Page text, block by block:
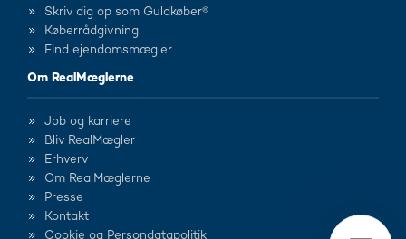
Skriv dig op som Guldkøber®
Køberrådgivning
Find ejendomsmægler
Om RealMæglerne
Job og karriere
Bliv RealMægler
Erhverv
Om RealMæglerne
Presse
Kontakt
Cookie og Persondatapolitik